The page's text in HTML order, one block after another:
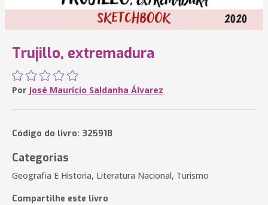
Trujillo, extremadura
Por José Maurício Saldanha Álvarez
Código do livro: 325918
Categorias
Geografia E Historia, Literatura Nacional, Turismo
Compartilhe este livro